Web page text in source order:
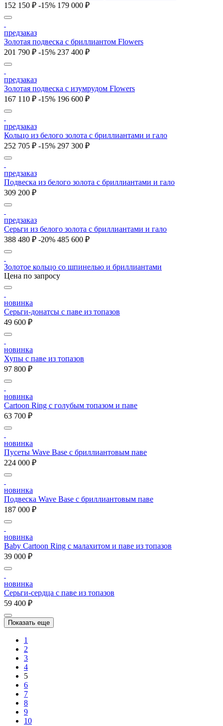
152 150 ₽ -15% 179 000 ₽
предзаказ
Золотая подвеска с бриллиантом Flowers
201 790 ₽ -15% 237 400 ₽
предзаказ
Золотая подвеска с изумрудом Flowers
167 110 ₽ -15% 196 600 ₽
предзаказ
Кольцо из белого золота с бриллиантами и гало
252 705 ₽ -15% 297 300 ₽
предзаказ
Подвеска из белого золота с бриллиантами и гало
309 200 ₽
предзаказ
Серьги из белого золота с бриллиантами и гало
388 480 ₽ -20% 485 600 ₽
Золотое кольцо со шпинелью и бриллиантами
Цена по запросу
новинка
Серьги-донатсы с паве из топазов
49 600 ₽
новинка
Хупы с паве из топазов
97 800 ₽
новинка
Cartoon Ring с голубым топазом и паве
63 700 ₽
новинка
Пусеты Wave Base с бриллиантовым паве
224 000 ₽
новинка
Подвеска Wave Base с бриллиантовым паве
187 000 ₽
новинка
Baby Cartoon Ring с малахитом и паве из топазов
39 000 ₽
новинка
Серьги-сердца с паве из топазов
59 400 ₽
Показать еще
1
2
3
4
5
6
7
8
9
10